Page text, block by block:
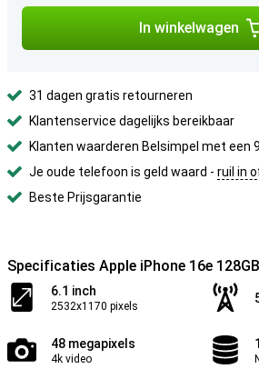
In winkelwagen
31 dagen gratis retourneren
Klantenservice dagelijks bereikbaar
Klanten waarderen Belsimpel met een
Je oude telefoon is geld waard - ruil in
Beste Prijsgarantie
Specificaties Apple iPhone 16e
6.1 inch
2532x1170 pixels
48 megapixels
4k video